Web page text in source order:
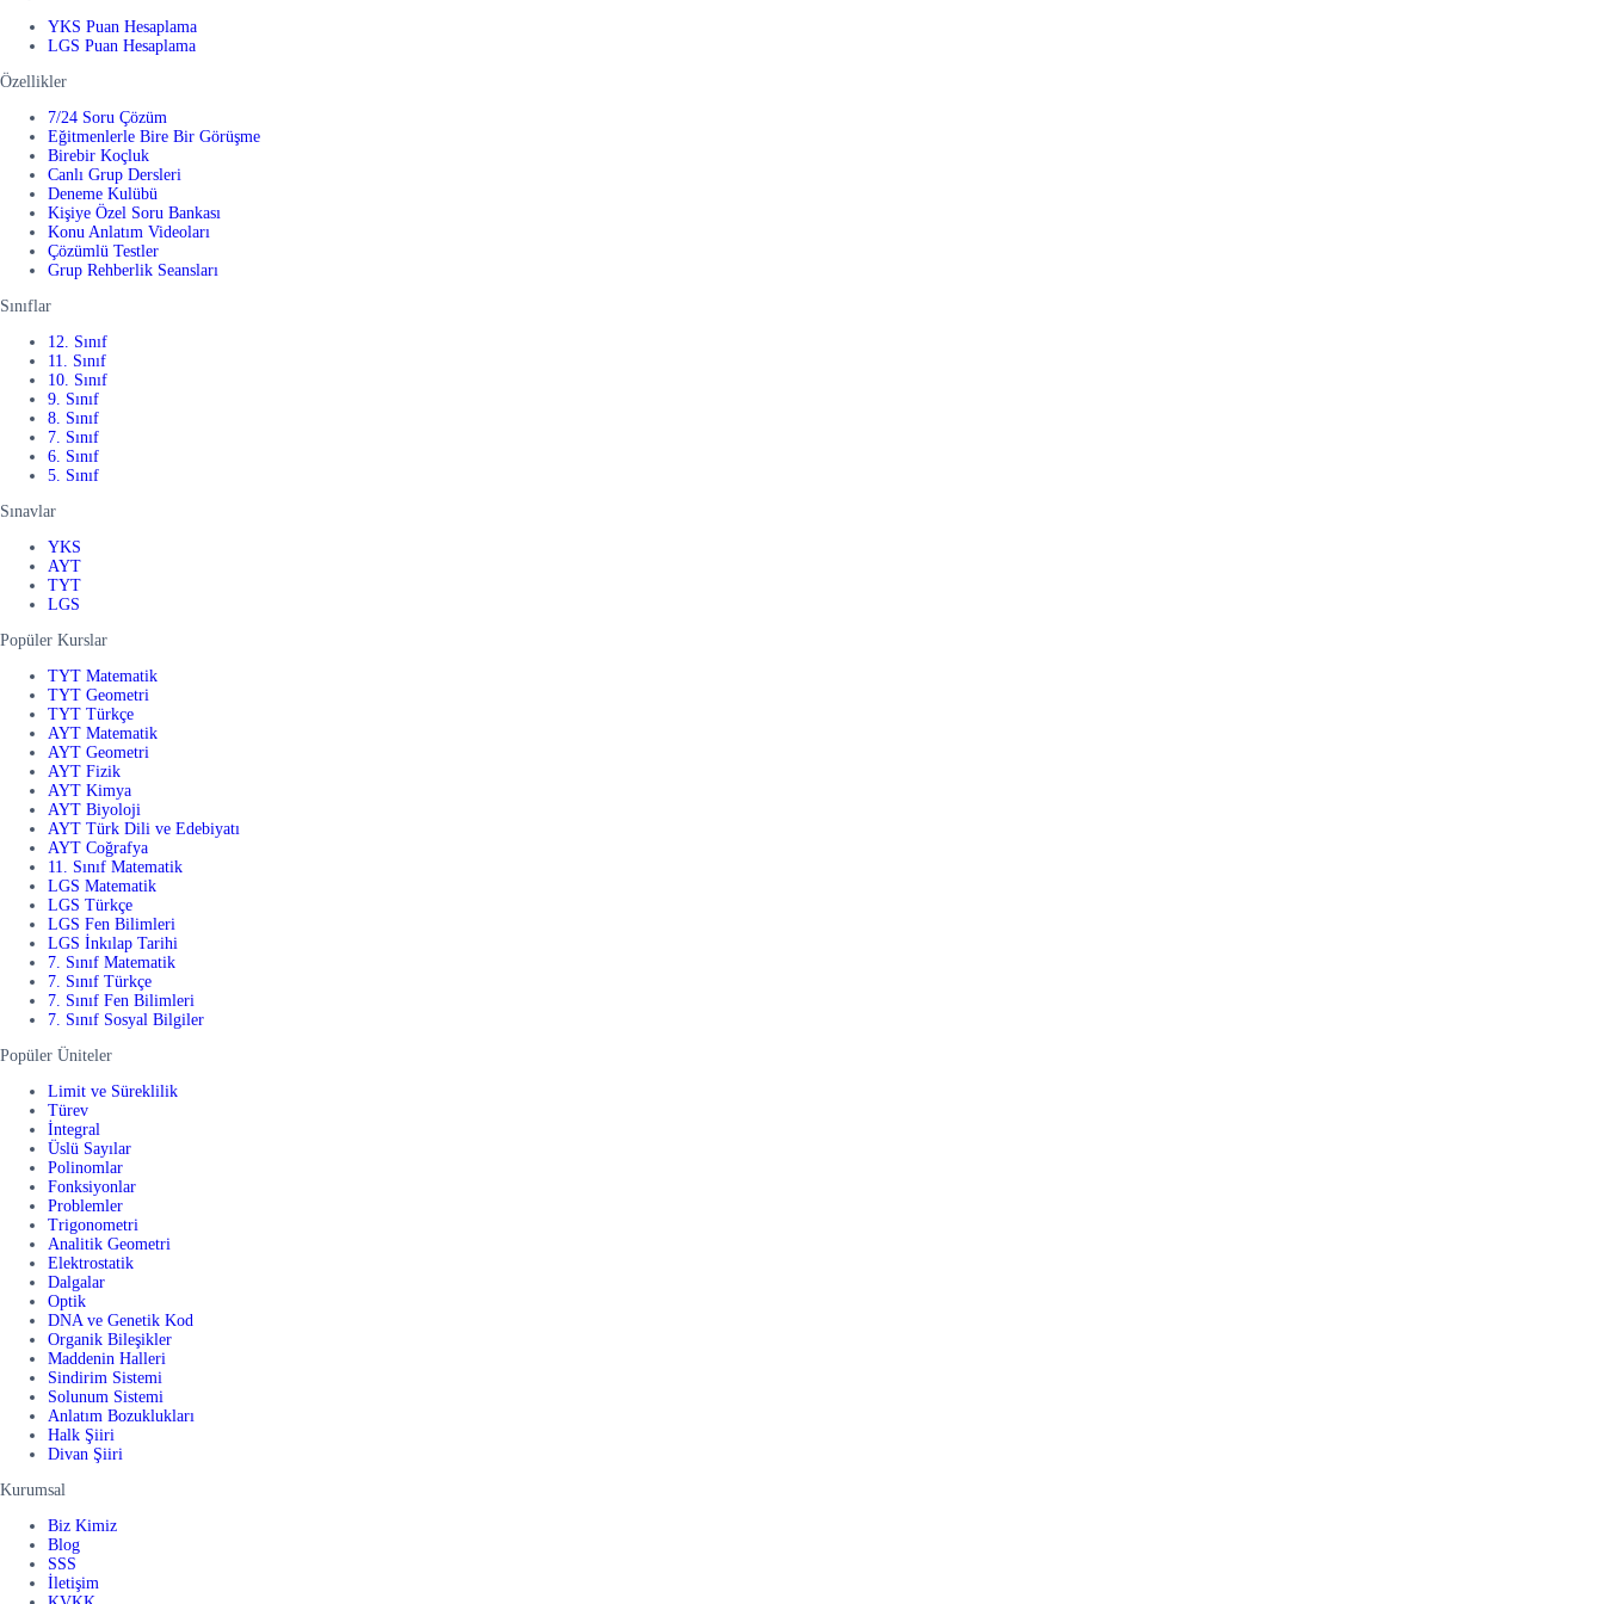
YKS Puan Hesaplama
LGS Puan Hesaplama
Özellikler
7/24 Soru Çözüm
Eğitmenlerle Bire Bir Görüşme
Birebir Koçluk
Canlı Grup Dersleri
Deneme Kulübü
Kişiye Özel Soru Bankası
Konu Anlatım Videoları
Çözümlü Testler
Grup Rehberlik Seansları
Sınıflar
12. Sınıf
11. Sınıf
10. Sınıf
9. Sınıf
8. Sınıf
7. Sınıf
6. Sınıf
5. Sınıf
Sınavlar
YKS
AYT
TYT
LGS
Popüler Kurslar
TYT Matematik
TYT Geometri
TYT Türkçe
AYT Matematik
AYT Geometri
AYT Fizik
AYT Kimya
AYT Biyoloji
AYT Türk Dili ve Edebiyatı
AYT Coğrafya
11. Sınıf Matematik
LGS Matematik
LGS Türkçe
LGS Fen Bilimleri
LGS İnkılap Tarihi
7. Sınıf Matematik
7. Sınıf Türkçe
7. Sınıf Fen Bilimleri
7. Sınıf Sosyal Bilgiler
Popüler Üniteler
Limit ve Süreklilik
Türev
İntegral
Üslü Sayılar
Polinomlar
Fonksiyonlar
Problemler
Trigonometri
Analitik Geometri
Elektrostatik
Dalgalar
Optik
DNA ve Genetik Kod
Organik Bileşikler
Maddenin Halleri
Sindirim Sistemi
Solunum Sistemi
Anlatım Bozuklukları
Halk Şiiri
Divan Şiiri
Kurumsal
Biz Kimiz
Blog
SSS
İletişim